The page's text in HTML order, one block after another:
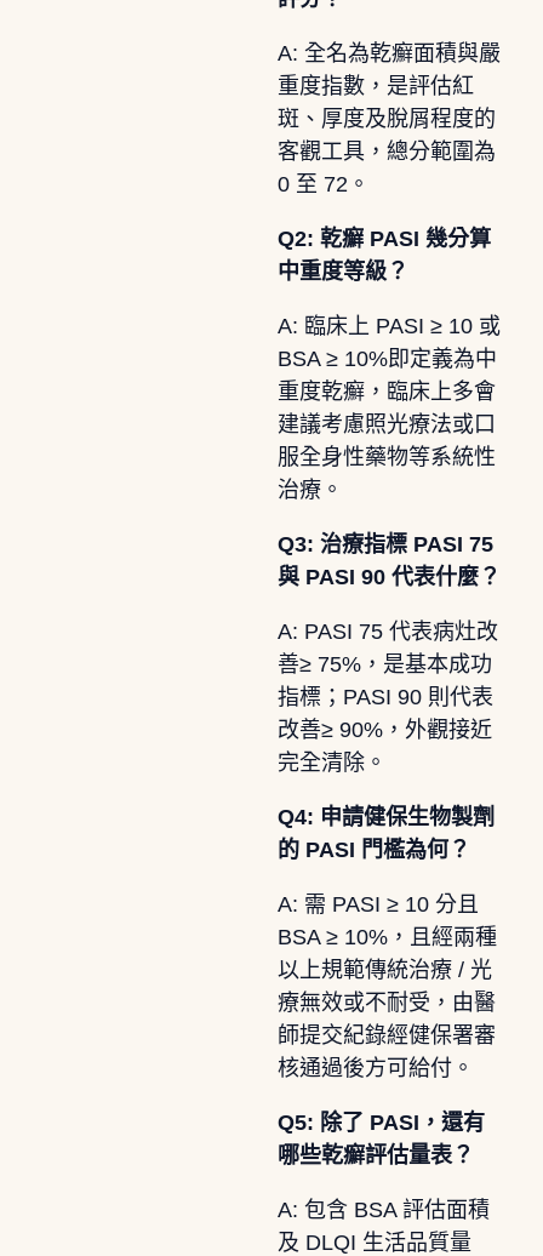
A: 全名為乾癬面積與嚴
重度指數，是評估紅
斑、厚度及脫屑程度的
客觀工具，總分範圍為
0 至 72。
Q2: 乾癬 PASI 幾分算
中重度等級？
A: 臨床上 PASI ≥ 10 或
BSA ≥ 10%即定義為中
重度乾癬，臨床上多會
建議考慮照光療法或口
服全身性藥物等系統性
治療。
Q3: 治療指標 PASI 75
與 PASI 90 代表什麼？
A: PASI 75 代表病灶改
善≥ 75%，是基本成功
指標；PASI 90 則代表
改善≥ 90%，外觀接近
完全清除。
Q4: 申請健保生物製劑
的 PASI 門檻為何？
A: 需 PASI ≥ 10 分且
BSA ≥ 10%，且經兩種
以上規範傳統治療 / 光
療無效或不耐受，由醫
師提交紀錄經健保署審
核通過後方可給付。
Q5: 除了 PASI，還有
哪些乾癬評估量表？
A: 包含 BSA 評估面積
及 DLQI 生活品質量